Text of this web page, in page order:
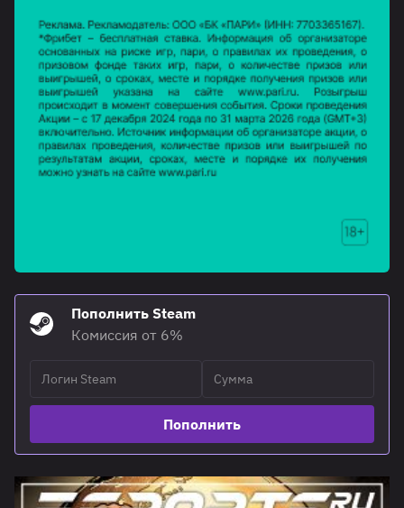
Пополнить Steam
Комиссия от 6%
Пополнить